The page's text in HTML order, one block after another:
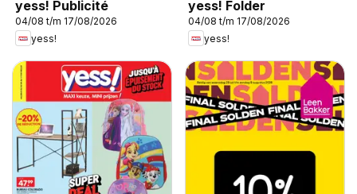
yess! Publicité
04/08 t/m 17/08/2026
yess!
yess! Folder
04/08 t/m 17/08/2026
yess!